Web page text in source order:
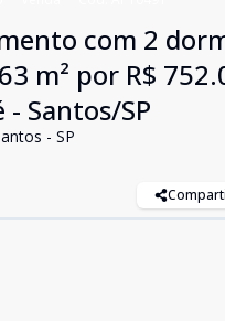
com 2
m² por R$
- Santos/SP
- SP